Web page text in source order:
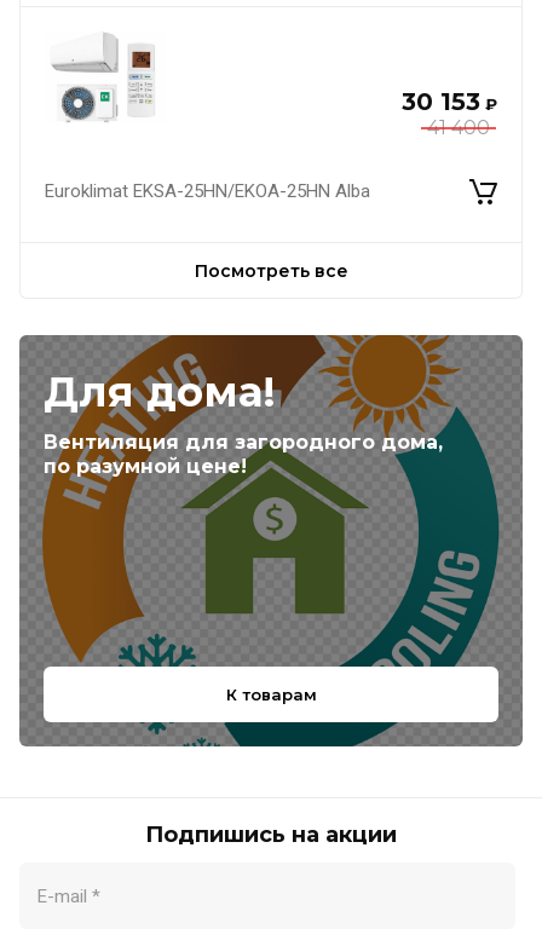
41 400
30 153 ₽
Euroklimat EKSA-25HN/EKOA-25HN Alba
Посмотреть все
Для дома!
Вентиляция для загородного дома,
по разумной цене!
К товарам
Подпишись на акции